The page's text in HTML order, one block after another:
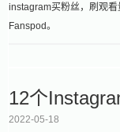
instagram买粉丝，刷观看
Fanspod。
12个
2022-05-18